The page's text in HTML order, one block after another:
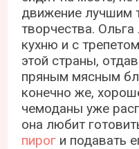
движение лучшим
творчества.
кухню и с
этой страны,
пряным мясным
конечно же,
чемоданы уже
она любит
пирог и подавать